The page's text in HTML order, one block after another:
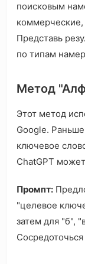
поисковым
Представь
по типам
Метод
Этот метод
Google.
ключевое
ChatGPT
Промпт:
"целевое
затем для "б",